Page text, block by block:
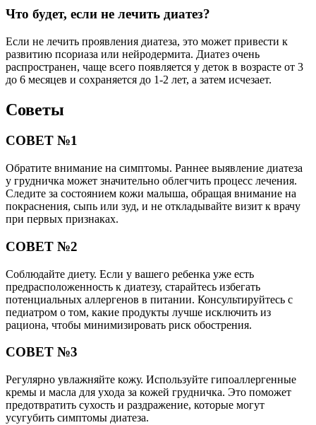
Что будет, если не лечить диатез?
Если не лечить проявления диатеза, это может привести к
развитию псориаза или нейродермита. Диатез очень
распространен, чаще всего появляется у деток в возрасте от 3
до 6 месяцев и сохраняется до 1-2 лет, а затем исчезает.
Советы
СОВЕТ №1
Обратите внимание на симптомы. Раннее выявление диатеза
у грудничка может значительно облегчить процесс лечения.
Следите за состоянием кожи малыша, обращая внимание на
покраснения, сыпь или зуд, и не откладывайте визит к врачу
при первых признаках.
СОВЕТ №2
Соблюдайте диету. Если у вашего ребенка уже есть
предрасположенность к диатезу, старайтесь избегать
потенциальных аллергенов в питании. Консультируйтесь с
педиатром о том, какие продукты лучше исключить из
рациона, чтобы минимизировать риск обострения.
СОВЕТ №3
Регулярно увлажняйте кожу. Используйте гипоаллергенные
кремы и масла для ухода за кожей грудничка. Это поможет
предотвратить сухость и раздражение, которые могут
усугубить симптомы диатеза.